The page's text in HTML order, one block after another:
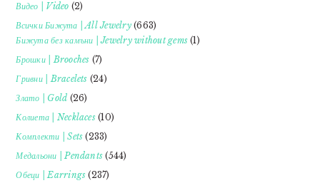
Видео | Video (2)
Всички Бижута | All Jewelry(663)
Бижута без камъни | Jewelry without gems (1)
Брошки | Brooches (7)
Гривни | Bracelets (24)
Злато | Gold (26)
Колиета | Necklaces(10)
Комплекти | Sets (233)
Медальони | Pendants (544)
Обеци | Earrings (237)